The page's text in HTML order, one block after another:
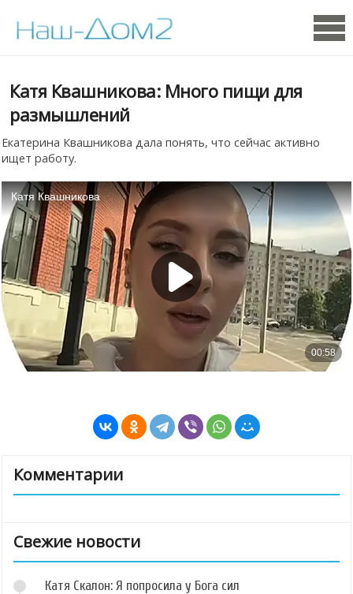
Катя Квашникова: Много пищи для
размышлений
Екатерина Квашникова дала понять, что сейчас активно
ищет работу.
Комментарии
Свежие новости
Катя Скалон: Я попросила у Бога сил